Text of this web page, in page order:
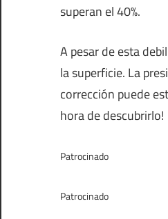
superan el 40%.
A pesar de esta
la superficie. La
corrección puede
hora de descubrirlo!
Patrocinado
Patrocinado